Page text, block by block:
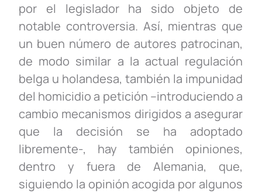
por el legislador ha sido objeto de
notable controversia. Así, mientras que
un buen número de autores patrocinan,
de modo similar a la actual regulación
belga u holandesa, también la impunidad
del homicidio a petición –introduciendo a
cambio mecanismos dirigidos a asegurar
que la decisión se ha adoptado
libremente-, hay también opiniones,
dentro y fuera de Alemania, que,
siguiendo la opinión acogida por algunos